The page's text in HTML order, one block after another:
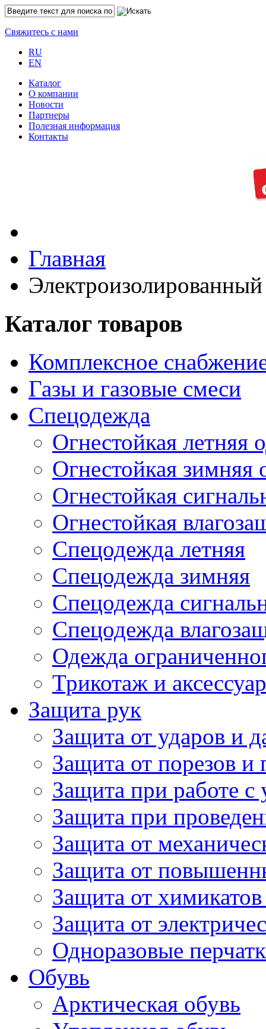
Свяжитесь с нами
RU
EN
Каталог
O компании
Новости
Партнеры
Полезная информация
Контакты
Главная
Каталог товаров
Комплексное
Газы и газовые смеси
Спецодежда
Огнестойкая летняя
Огнестойкая зимняя
Огнестойкая
Огнестойкая
Спецодежда летняя
Спецодежда зимняя
Спецодежда
Спецодежда
Одежда
Трикотаж и
Защита рук
Защита от ударов и
Защита от порезов и
Защита при работе
Защита при
Защита от
Защита от
Защита от
Защита от
Одноразовые
Обувь
Арктическая обувь